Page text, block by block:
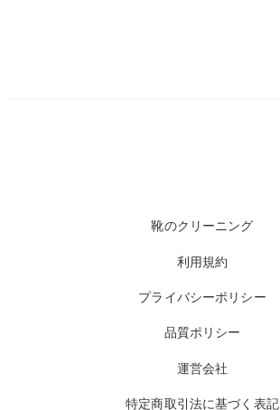
靴のクリーニング
利用規約
プライバシーポリシー
品質ポリシー
運営会社
特定商取引法に基づく表記